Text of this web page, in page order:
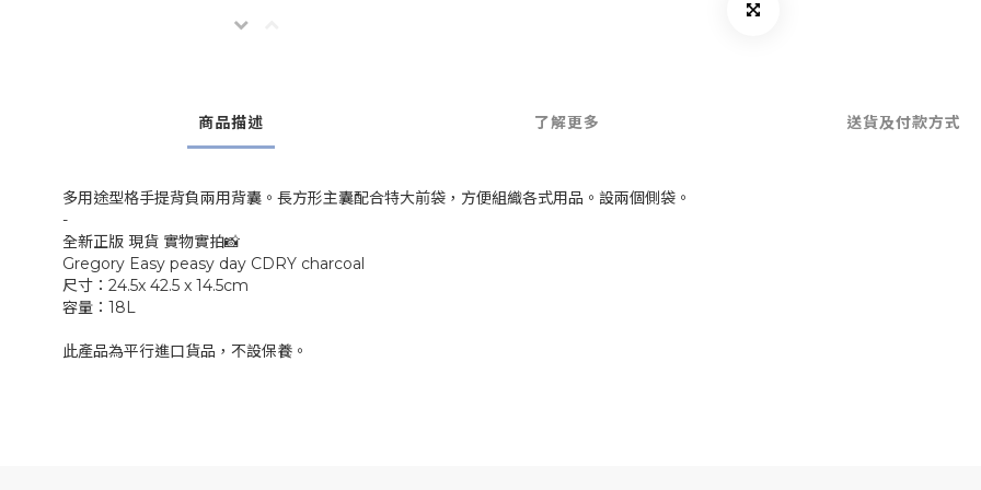
商品描述 了解更多 送貨及付款方式
多用途型格手提背負兩用背囊。長方形主囊配合特大前袋，方便組織各式用品。設兩個側袋。
-
全新正版 現貨 實物實拍📸
Gregory Easy peasy day CDRY charcoal
尺寸：24.5x 42.5 x 14.5cm
容量：18L
此產品為平行進口貨品，不設保養。